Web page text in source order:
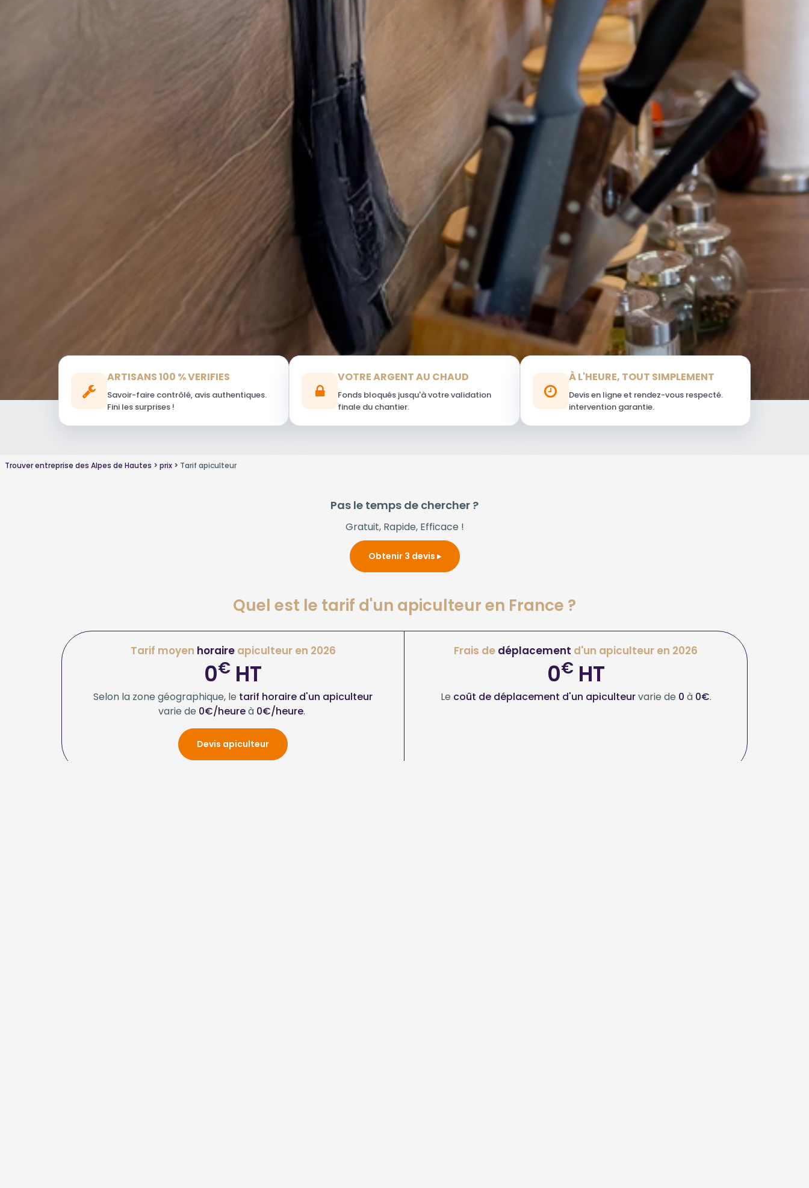
ARTISANS 100 % VERIFIES
Savoir-faire contrôlé, avis authentiques.
Fini les surprises !
VOTRE ARGENT AU CHAUD
Fonds bloqués jusqu'à votre validation
finale du chantier.
À L'HEURE, TOUT SIMPLEMENT
Devis en ligne et rendez-vous respecté.
intervention garantie.
Trouver entreprise des Alpes de Hautes prix Tarif apiculteur
Pas le temps de chercher ?
Gratuit, Rapide, Efficace !
Obtenir 3 devis
Quel est le tarif d'un apiculteur en France ?
Tarif moyen horaireapiculteur en 2026
0€ HT
Selon la zone géographique, le tarif horaire d'un apiculteur
varie de 0€/heureà 0€/heure.
Devis apiculteur
Frais de déplacement d'un apiculteur en 2026
0€HT
Le coût de déplacement d'un apiculteurvarie de 0 à 0€.